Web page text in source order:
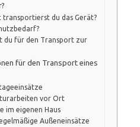
du das Gerät?
du für den Transport zur
für den Transport eines
vor Ort
im eigenen Haus
Außeneinsätze